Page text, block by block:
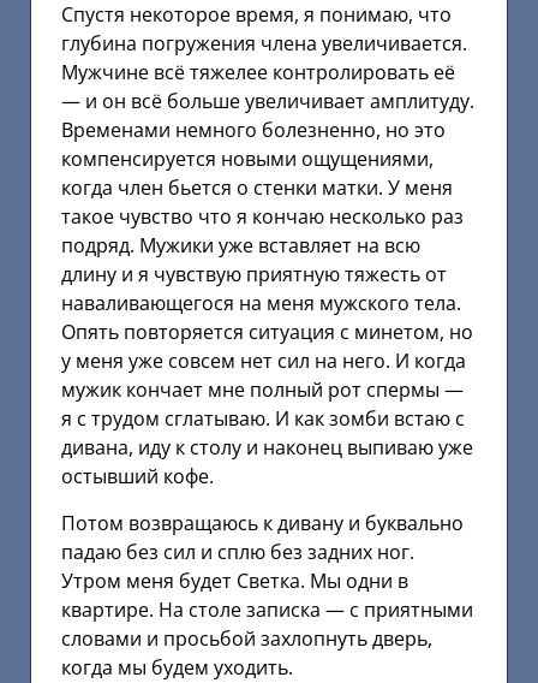
Спустя некоторое время, я понимаю, что
глубина погружения члена увеличивается.
Мужчине всё тяжелее контролировать её
— и он всё больше увеличивает амплитуду.
Временами немного болезненно, но это
компенсируется новыми ощущениями,
когда член бьется о стенки матки. У меня
такое чувство что я кончаю несколько раз
подряд. Мужики уже вставляет на всю
длину и я чувствую приятную тяжесть от
наваливающегося на меня мужского тела.
Опять повторяется ситуация с минетом, но
у меня уже совсем нет сил на него. И когда
мужик кончает мне полный рот спермы —
я с трудом сглатываю. И как зомби встаю с
дивана, иду к столу и наконец выпиваю уже
остывший кофе.
Потом возвращаюсь к дивану и буквально
падаю без сил и сплю без задних ног.
Утром меня будет Светка. Мы одни в
квартире. На столе записка — с приятными
словами и просьбой захлопнуть дверь,
когда мы будем уходить.